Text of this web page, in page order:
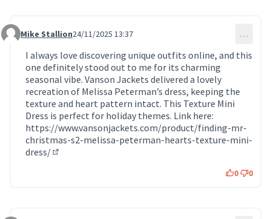
Commentaire 1687
Mike Stallion24/11/2025 13:37 …
I always love discovering unique outfits online, and this
one definitely stood out to me for its charming
seasonal vibe. Vanson Jackets delivered a lovely
recreation of Melissa Peterman’s dress, keeping the
texture and heart pattern intact. This Texture Mini
Dress is perfect for holiday themes. Link here:
https://www.vansonjackets.com/product/finding-mr-
christmas-s2-melissa-peterman-hearts-texture-mini-
dress/
0 0